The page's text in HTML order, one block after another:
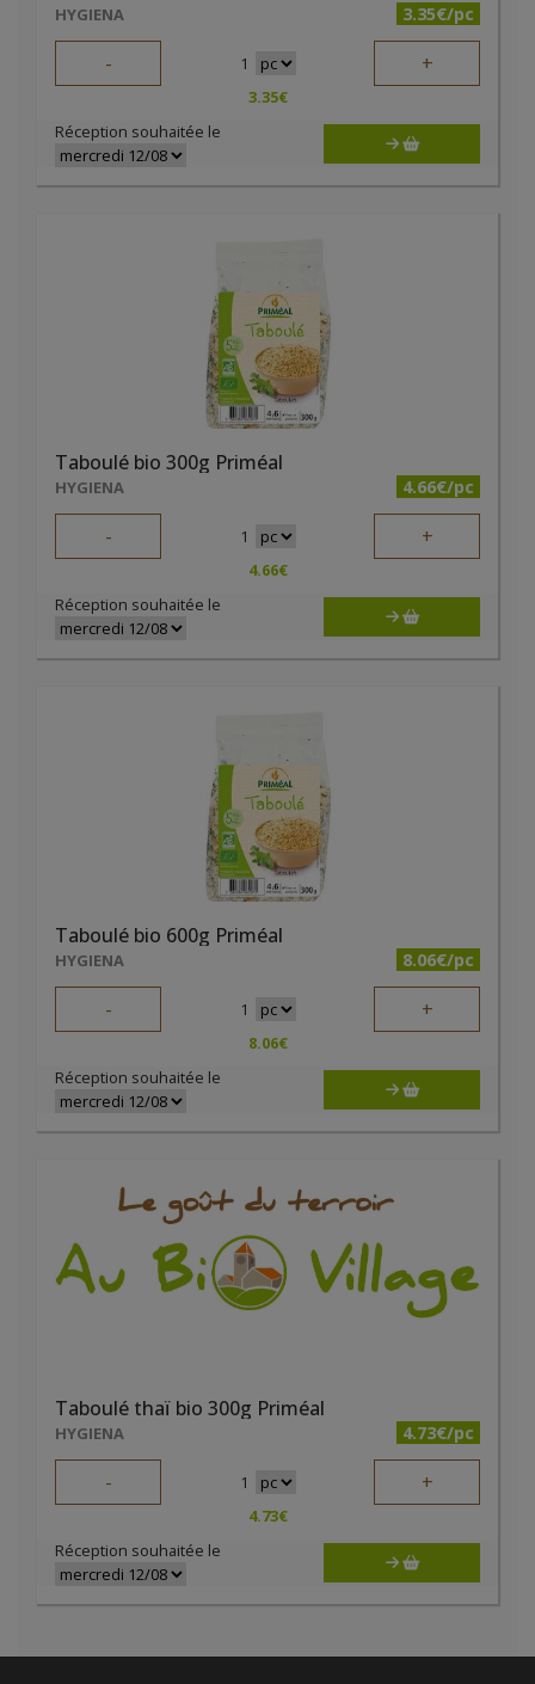
HYGIENA 3.35€/pc
- 1 +
3.35€
Réception souhaitée le
Taboulé bio 300g Priméal
HYGIENA 4.66€/pc
- 1 +
4.66€
Réception souhaitée le
Taboulé bio 600g Priméal
HYGIENA 8.06€/pc
- 1 +
8.06€
Réception souhaitée le
Taboulé thaï bio 300g Priméal
HYGIENA 4.73€/pc
- 1 +
4.73€
Réception souhaitée le